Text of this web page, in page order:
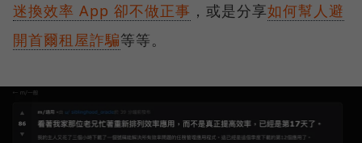
迷換效率 App 卻不做正事 ，或是分享如何幫人避
開首爾租屋詐騙等等。